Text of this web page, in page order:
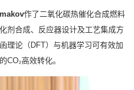
作了二氧化碳热催化合成燃料
剂合成、反应器设计及工艺集成方
理论（DFT）与机器学习可有效加
CO₂高效转化。